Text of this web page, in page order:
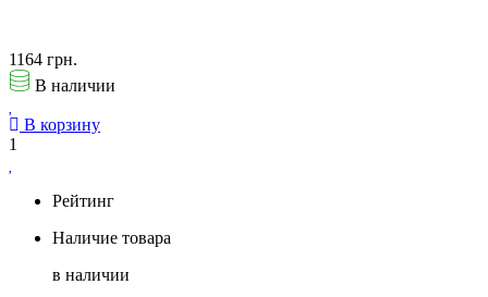
1164 грн.
В наличии
В корзину
1
Рейтинг
Наличие товара
в наличии